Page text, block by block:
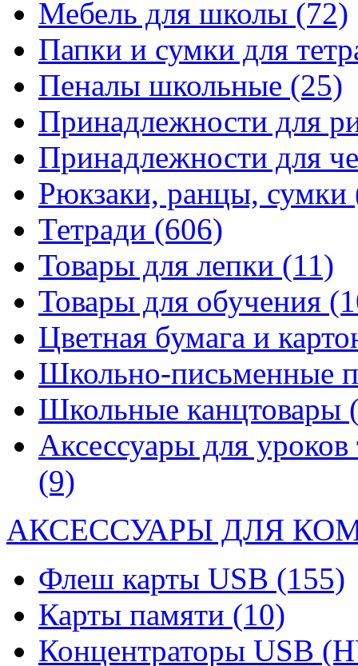
Мебель для школы (72)
Папки и сумки для
Пеналы школьные (25)
Принадлежности для
Принадлежности для
Рюкзаки, ранцы, сумки
Тетради (606)
Товары для лепки (11)
Товары для обучения
Цветная бумага и
Школьно-письменные
Школьные канцтовары
Аксессуары для уроков
(9)
АКСЕССУАРЫ ДЛЯ
Флеш карты USB (155)
Карты памяти (10)
Концентраторы USB